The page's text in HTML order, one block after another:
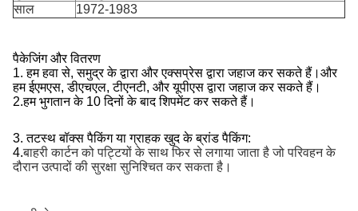
साल
1972-1983
पैकेजिंग और वितरण
1. हम हवा से, समुद्र के द्वारा और एक्सप्रेस द्वारा जहाज कर सकते हैं।और
हम ईएमएस, डीएचएल, टीएनटी, और यूपीएस द्वारा जहाज कर सकते हैं।
2.हम भुगतान के 10 दिनों के बाद शिपमेंट कर सकते हैं।
3. तटस्थ बॉक्स पैकिंग या ग्राहक खुद के ब्रांड पैकिंग:
4.बाहरी कार्टन को पट्टियों के साथ फिर से लगाया जाता है जो परिवहन के
दौरान उत्पादों की सुरक्षा सुनिश्चित कर सकता है।